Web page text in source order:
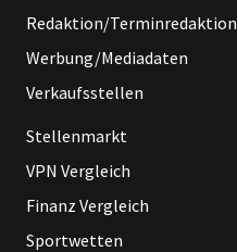
Redaktion/Terminredaktion
Werbung/Mediadaten
Verkaufsstellen
Stellenmarkt
VPN Vergleich
Finanz Vergleich
Sportwetten